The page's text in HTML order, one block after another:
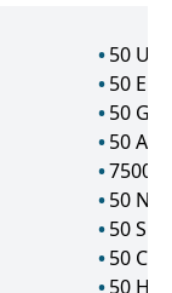
50
50 EUR
50
50
7500
50
50
50
50